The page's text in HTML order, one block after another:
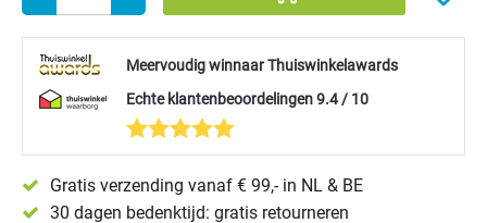
Meervoudig winnaar Thuiswinkelawards
Echte klantenbeoordelingen 9.4 / 10
Gratis verzending vanaf € 99,- in NL & BE
30 dagen bedenktijd: gratis retourneren